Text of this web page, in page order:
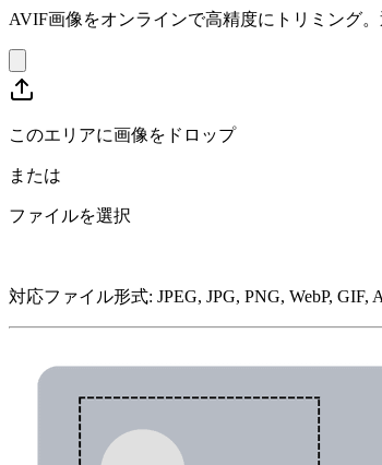
AVIF画像をオンラインで高精度にトリミング
このエリアに画像をドロップ
または
ファイルを選択
対応ファイル形式: JPEG, JPG, PNG, WebP, GIF,